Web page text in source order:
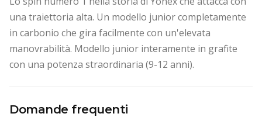
una traiettoria alta. Un modello junior completamente
in carbonio che gira facilmente con un'elevata
manovrabilità. Modello junior interamente in grafite
con una potenza straordinaria (9-12 anni).
Domande frequenti